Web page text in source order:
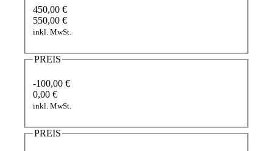
450,00 €
550,00 €
inkl. MwSt.
PREIS
-100,00 €
0,00 €
inkl. MwSt.
PREIS